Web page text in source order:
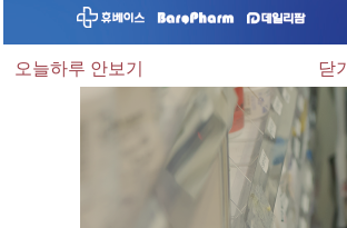
오늘하루 안보기 닫기